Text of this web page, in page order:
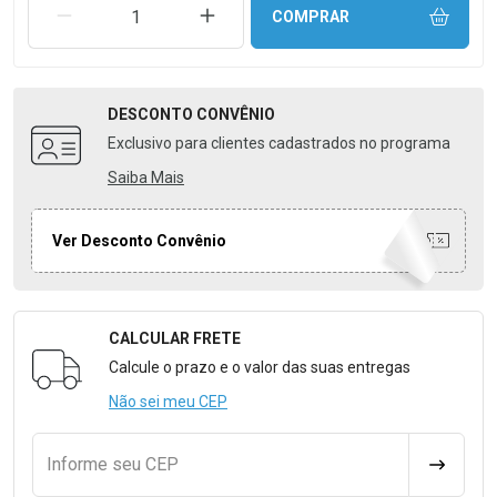
REMOVER UMA UNIDADEAUMENTAR UMA UNIDADE
COMPRAR
DESCONTO CONVÊNIO
Exclusivo para clientes cadastrados no programa
Saiba Mais
Ver Desconto Convênio
Formulário para Calcular o Frete
CALCULAR FRETE
Calcule o prazo e o valor das suas entregas
Não sei meu CEP
Informe seu CEP